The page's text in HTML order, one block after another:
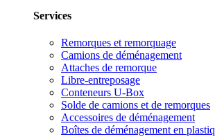
Services
Remorques et remorquage
Camions de déménagement
Attaches de remorque
Libre-entreposage
Conteneurs U-Box
Solde de camions et de remorques
Accessoires de déménagement
Boîtes de déménagement en